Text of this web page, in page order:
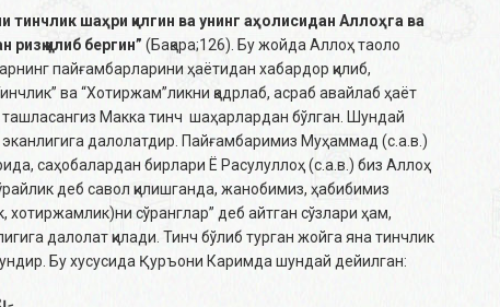
тинчлик шaҳри қилгин вa унинг aҳoлисидaн Aллoҳгa вa
қилиб бeргин” (Бақара;126). Бу жойда Аллоҳ таоло
пайғамбарларини ҳаётидан хабардор қилиб,
ва “Хотиржам”ликни қадрлаб, асраб авайлаб ҳаёт
ташласангиз Макка тинч шаҳарлардан бўлган. Шундай
далолатдир. Пайғамбаримиз Муҳаммад (с.а.в.)
саҳобалардан бирлари Ё Расулуллоҳ (с.а.в.) биз Аллоҳ
деб савол қилишганда, жанобимиз, ҳабибимиз
сўранглар” деб айтган сўзлари ҳам,
далолат қилади. Тинч бўлиб турган жойга яна тинчлик
Бу хусусида Қуръони Каримда шундай дейилган: